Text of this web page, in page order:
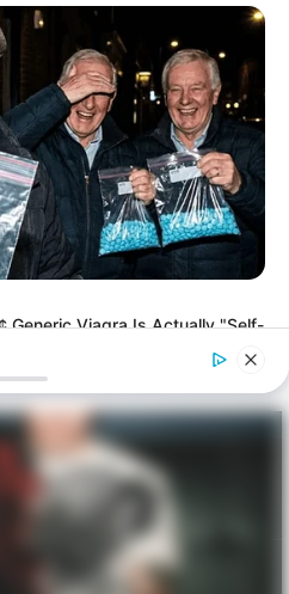
Generic Viagra Is Actually "Self-